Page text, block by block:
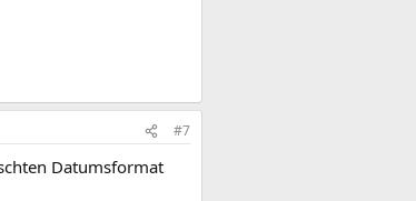
#7
Datumsformat